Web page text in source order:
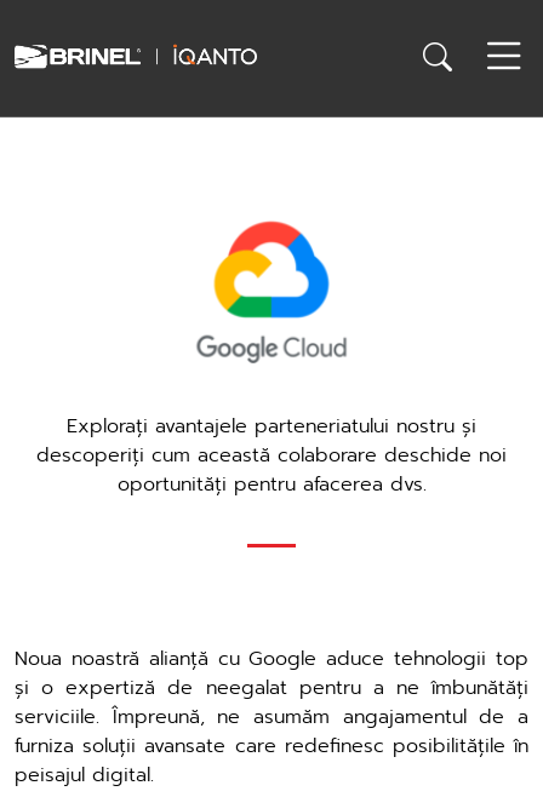
Explorați avantajele parteneriatului nostru și
descoperiți cum această colaborare deschide noi
oportunități pentru afacerea dvs.
Noua noastră alianță cu Google aduce tehnologii top
și o expertiză de neegalat pentru a ne îmbunătăți
serviciile. Împreună, ne asumăm angajamentul de a
furniza soluții avansate care redefinesc posibilitățile în
peisajul digital.